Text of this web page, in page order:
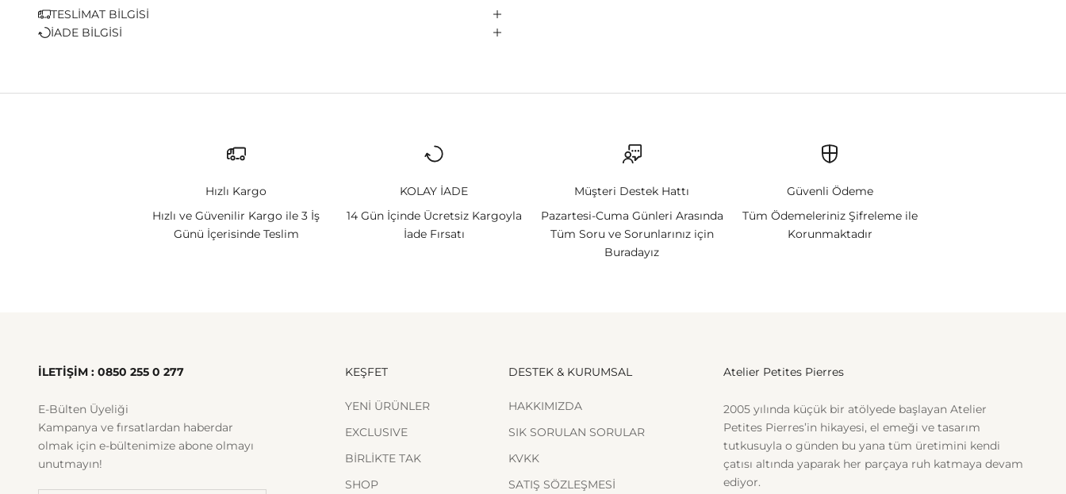
TESLİMAT BİLGİSİ
İADE BİLGİSİ
Hızlı Kargo
Hızlı ve Güvenilir Kargo ile 3 İş
Günü İçerisinde Teslim
KOLAY İADE
14 Gün İçinde Ücretsiz Kargoyla
İade Fırsatı
Müşteri Destek Hattı
Pazartesi-Cuma Günleri Arasında
Tüm Soru ve Sorunlarınız için
Buradayız
Güvenli Ödeme
Tüm Ödemeleriniz Şifreleme ile
Korunmaktadır
İLETİŞİM : 0850 255 0 277
E-Bülten Üyeliği
Kampanya ve fırsatlardan haberdar
olmak için e-bültenimize abone olmayı
unutmayın!
KEŞFET
YENİ ÜRÜNLER
EXCLUSIVE
BİRLİKTE TAK
SHOP
DESTEK & KURUMSAL
HAKKIMIZDA
SIK SORULAN SORULAR
KVKK
SATIŞ SÖZLEŞMESİ
Atelier Petites Pierres
2005 yılında küçük bir atölyede başlayan Atelier
Petites Pierres’in hikayesi, el emeği ve tasarım
tutkusuyla o günden bu yana tüm üretimini kendi
çatısı altında yaparak her parçaya ruh katmaya devam
ediyor.